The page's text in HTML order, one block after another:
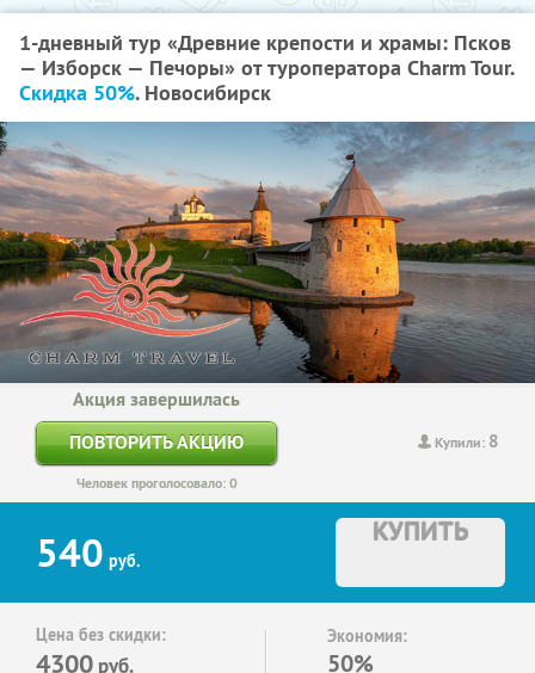
1-дневный тур «Древние крепости и храмы: Псков
— Изборск — Печоры» от туроператора Charm Tour.
Скидка 50%. Новосибирск
Купили: 8
Акция завершилась
ПОВТОРИТЬ АКЦИЮ
Человек проголосовало: 0
540 руб.
КУПИТЬ
Цена без скидки:
4300 руб.
Экономия:
50%